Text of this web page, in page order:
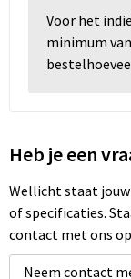
Voor het
minimum
Heb je een
Wellicht staat
of specificaties.
contact met ons op
Neem contact